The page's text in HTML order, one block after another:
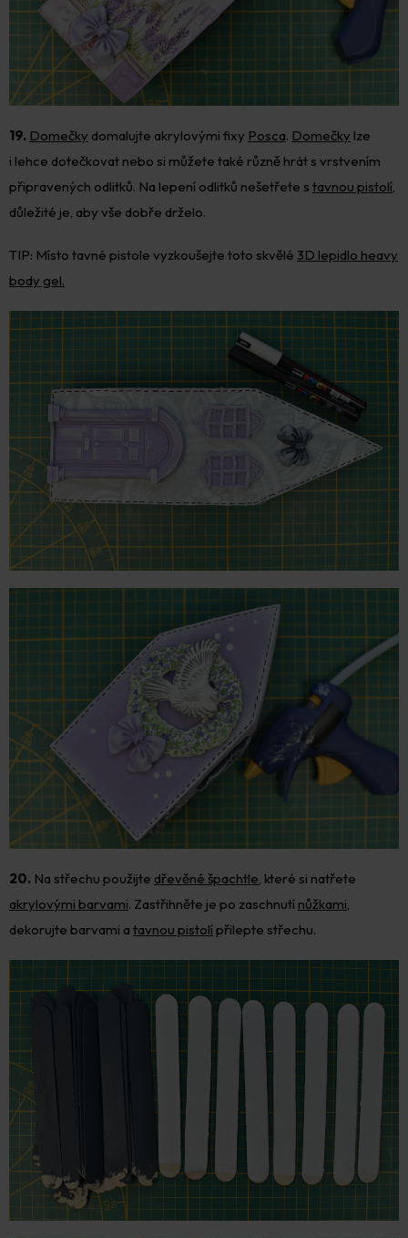
19. Domečky domalujte akrylovými fixy Posca. Domečky lze
i lehce dotečkovat nebo si můžete také různě hrát s vrstvením
připravených odlitků. Na lepení odlitků nešetřete s tavnou pistolí
důležité je, aby vše dobře drželo.
TIP: Místo tavné pistole vyzkoušejte toto skvělé 3D lepidlo heavy
body gel.
20. Na střechu použijte dřevěné špachtle, které si natřete
akrylovými barvami. Zastřihněte je po zaschnutí nůžkami,
dekorujte barvami a tavnou pistolípřilepte střechu.